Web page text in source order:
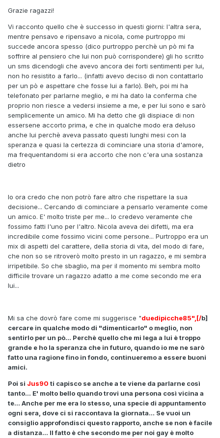
Grazie ragazzi!
Vi racconto quello che è successo in questi giorni: l'altra sera,
mentre pensavo e ripensavo a nicola, come purtroppo mi
succede ancora spesso (dico purtroppo perchè un pò mi fa
soffrire al pensiero che lui non può corrispondere) gli ho scritto
un sms dicendogli che avevo ancora dei forti sentimenti per lui,
non ho resistito a farlo... (infatti avevo deciso di non contattarlo
per un pò e aspettare che fosse lui a farlo). Beh, poi mi ha
telefonato per parlarne meglio, e mi ha dato la conferma che
proprio non riesce a vedersi insieme a me, e per lui sono e sarò
semplicemente un amico. Mi ha detto che gli dispiace di non
essersene accorto prima, e che in qualche modo era deluso
anche lui perchè aveva passato questi lunghi mesi con la
speranza e quasi la certezza di cominciare una storia d'amore,
ma frequentandomi si era accorto che non c'era una sostanza
dietro
Io ora credo che non potrò fare altro che rispettare la sua
decisione... Cercando di cominciare a pensarlo veramente come
un amico. E' molto triste per me... Io credevo veramente che
fossimo fatti l'uno per l'altro. Nicola aveva dei difetti, ma era
incredibile come fossimo vicini come persone... Purtroppo era un
mix di aspetti del carattere, della storia di vita, del modo di fare,
che non so se ritroverò molto presto in un ragazzo, e mi sembra
irripetibile. So che sbaglio, ma per il momento mi sembra molto
difficile trovare un ragazzo adatto a me come secondo me era
lui...
Mi sa che dovrò fare come mi suggerisce "duedipicche85",[/b]
cercare in qualche modo di "dimenticarlo" o meglio, non
sentirlo per un pò... Perchè quello che mi lega a lui è troppo
grande e ho la speranza che in futuro, quando io me ne sarò
fatto una ragione fino in fondo, continueremo a essere buoni
amici.
Poi si Jus90 ti capisco se anche a te viene da parlarne così
tanto... E' molto bello quando trovi una persona così vicina a
te... Anche per me era lo stesso, una specie di appuntamento
ogni sera, dove ci si raccontava la giornata... Se vuoi un
consiglio approfondisci questo rapporto, anche se non è facile
a distanza... Il fatto è che secondo me per noi gay è molto